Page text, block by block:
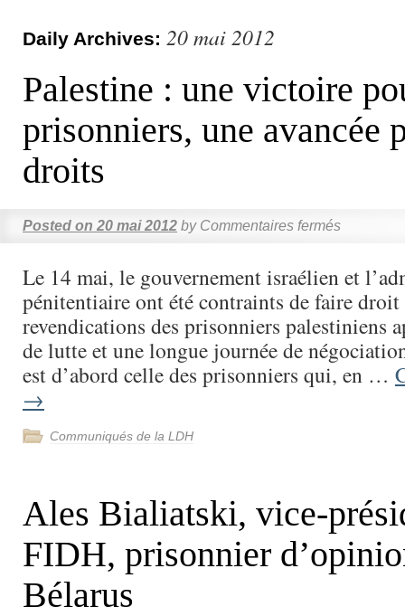
Daily Archives: 20 mai 2012
Palestine : une victoire
prisonniers, une avancée
droits
Posted on 20 mai 2012 by Commentaires fermés
Le 14 mai, le gouvernement israélien et
pénitentiaire ont été contraints de faire droit
revendications des prisonniers palestiniens
de lutte et une longue journée de
est d’abord celle des prisonniers qui, en …
→
Communiqués de la LDH
Ales Bialiatski, vice-
FIDH, prisonnier
Bélarus